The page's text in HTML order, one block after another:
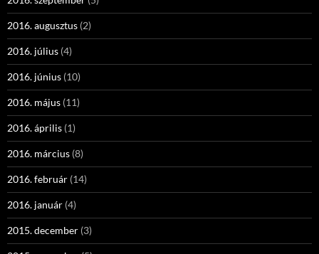
2016. augusztus (2)
2016. július (4)
2016. június (10)
2016. május (11)
2016. április (1)
2016. március (8)
2016. február (14)
2016. január (4)
2015. december (3)